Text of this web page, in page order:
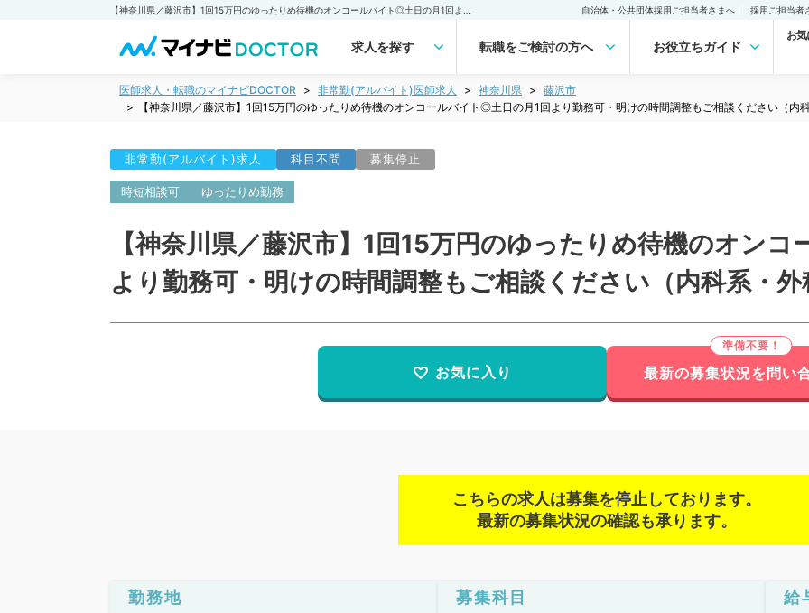
自治体・公共団体採用ご担当者さまへ 採用ご担当者
求人を探す 転職をご検討の方へ お役立ちガイド
お
医師求人・転職のマイナビDOCTOR 非常勤(アルバイト)医師求人 神奈川県
藤沢市
【神奈川県／藤沢市】1回15万円のゆったりめ待機のオンコールバイト◎土日の月1回より勤務可・明けの時間調整もご相談ください（内
非常勤(アルバイト)求人 科目不問 募集停止
時短相談可 ゆったりめ勤務
【神奈川県／藤沢市】1回15万円のゆったりめ待機のオン
より勤務可・明けの時間調整もご相談ください（内科系・
お気に入り 最新の募集状況を問い
こちらの求人は募集を停止しております。
最新の募集状況の確認も承ります。
勤務地 募集科目 給